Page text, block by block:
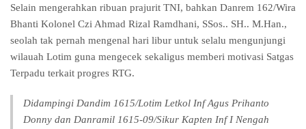
Selain mengerahkan ribuan prajurit TNI, bahkan Danrem 162/Wira
Bhanti Kolonel Czi Ahmad Rizal Ramdhani, SSos.. SH.. M.Han.,
seolah tak pernah mengenal hari libur untuk selalu mengunjungi
wilauah Lotim guna mengecek sekaligus memberi motivasi Satgas
Terpadu terkait progres RTG.
Didampingi Dandim 1615/Lotim Letkol Inf Agus Prihanto
Donny dan Danramil 1615-09/Sikur Kapten Inf I Nengah